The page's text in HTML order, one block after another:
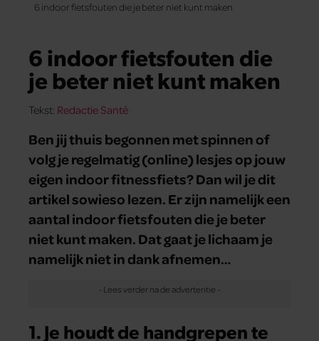
6 indoor fietsfouten die je beter niet kunt maken
6 indoor fietsfouten die
je beter niet kunt maken
Tekst: Redactie Santé
Ben jij thuis begonnen met spinnen of
volg je regelmatig (online) lesjes op jouw
eigen indoor fitnessfiets? Dan wil je dit
artikel sowieso lezen. Er zijn namelijk een
aantal indoor fietsfouten die je beter
niet kunt maken. Dat gaat je lichaam je
namelijk niet in dank afnemen…
1. Je houdt de handgrepen te